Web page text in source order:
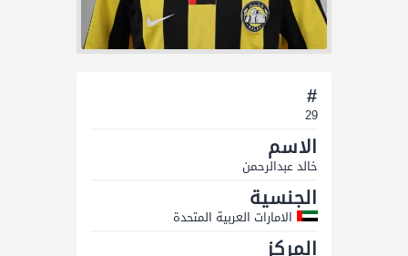
#
29
الاسم
خالد عبدالرحمن
الجنسية
الامارات العربية المتحدة
المركز